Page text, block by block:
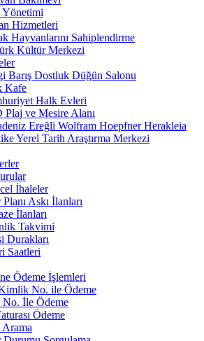
Yönetimi
Hizmetleri
Hayvanlarını Sahiplendirme
Kültür Merkezi
Barış Dostluk Düğün Salonu
Kafe
Halk Evleri
Plaj ve Mesire Alanı
Ereğli Wolfram Hoepfner Herakleia
Yerel Tarih Araştırma Merkezi
İhaleler
Askı İlanları
İlanları
Takvimi
Durakları
Saatleri
Ödeme İşlemleri
No. ile Ödeme
No. İle Ödeme
Ödeme